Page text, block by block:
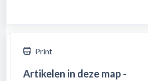
Print
Artikelen in deze map -